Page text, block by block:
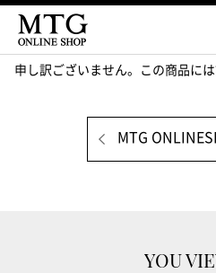
申し訳ございません。この商品に
MTG
YOU